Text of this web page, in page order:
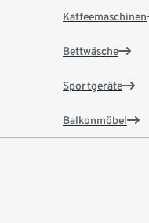
Kaffeemaschinen
Bettwäsche
Sportgeräte
Balkonmöbel